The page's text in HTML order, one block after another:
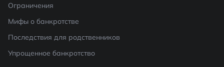
Ограничения
Мифы о банкротстве
Последствия для родственников
Упрощенное банкротство